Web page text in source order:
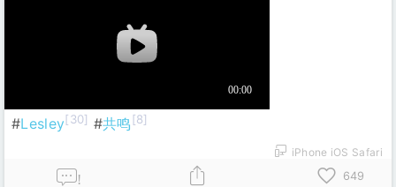
#Lesley[30] #共鸣 [8]
iPhone iOS Safari
! 649